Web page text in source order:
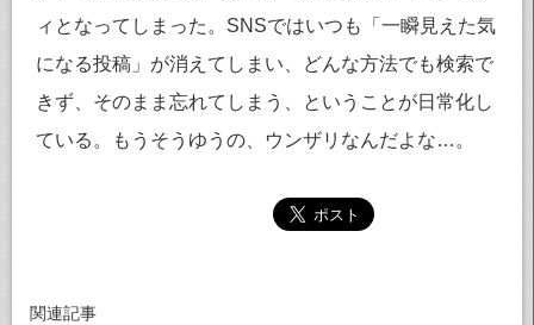
ィとなってしまった。SNSではいつも「一瞬見えた気
になる投稿」が消えてしまい、どんな方法でも検索で
きず、そのまま忘れてしまう、ということが日常化し
ている。もうそうゆうの、ウンザリなんだよな…。
関連記事